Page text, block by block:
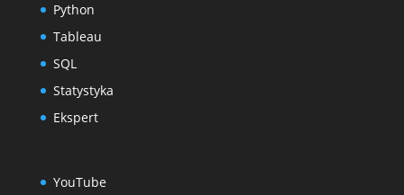
Python
Tableau
SQL
Statystyka
Ekspert
YouTube